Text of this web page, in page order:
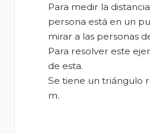
Para medir la
persona está en un
mirar a las personas
Para resolver este
de esta.
Se tiene un triángulo
m.